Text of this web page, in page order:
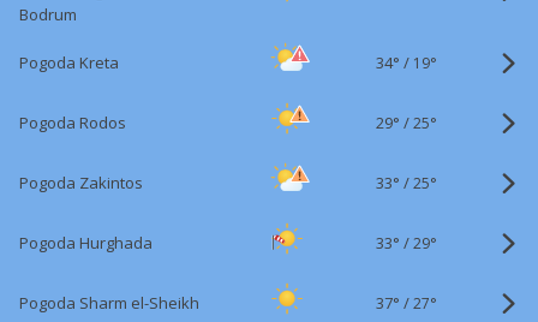
Bodrum
Pogoda Kreta 34° / 19°
Pogoda Rodos 29° /25°
Pogoda Zakintos 33° /25°
Pogoda Hurghada 33° /29°
Pogoda Sharm el-Sheikh 37° /27°